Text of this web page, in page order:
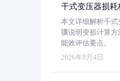
干式变压器损
本文详细解析干式
骤说明变损计算方
能效评估要点。
2026年8月4日